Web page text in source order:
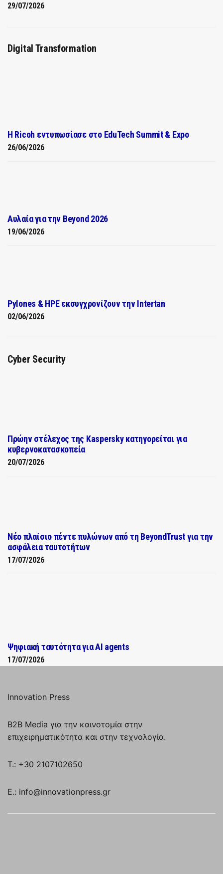
29/07/2026
Digital Transformation
Η Ricoh εντυπωσίασε στο EduTech Summit & Expo
26/06/2026
Αυλαία για την Beyond 2026
19/06/2026
Pylones & HPE εκσυγχρονίζουν την Intertan
02/06/2026
Cyber Security
Πρώην στέλεχος της Kaspersky κατηγορείται για
κυβερνοκατασκοπεία
20/07/2026
Νέο πλαίσιο πέντε πυλώνων από τη BeyondTrust για την
ασφάλεια ταυτοτήτων
17/07/2026
Ψηφιακή ταυτότητα για AI agents
17/07/2026
Innovation Press
B2B Media για την καινοτομία στην
επιχειρηματικότητα και στην τεχνολογία.
T.: +30 2107102650
E.: info@innovationpress.gr